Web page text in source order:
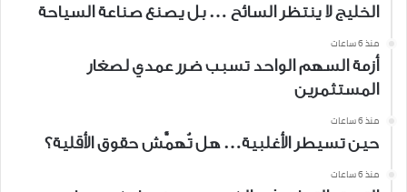
الخليج لا ينتظر السائح … بل يصنع صناعة السياحة
منذ 6 ساعات
أزمة السهم الواحد تسبب ضرر عمدي لصغار
المستثمرين
منذ 6 ساعات
حين تسيطر الأغلبية… هل تُهمَّش حقوق الأقلية؟
منذ 6 ساعات